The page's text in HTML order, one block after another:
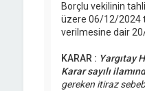
Borçlu vekilinin
üzere 06/12/2024
verilmesine dair
KARAR : Yargıtay
Karar sayılı
gereken itiraz